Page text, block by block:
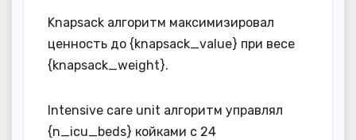
Knapsack алгоритм максимизировал
ценность до {knapsack_value} при весе
{knapsack_weight}.
Intensive care unit алгоритм управлял
{n_icu_beds} койками с 24